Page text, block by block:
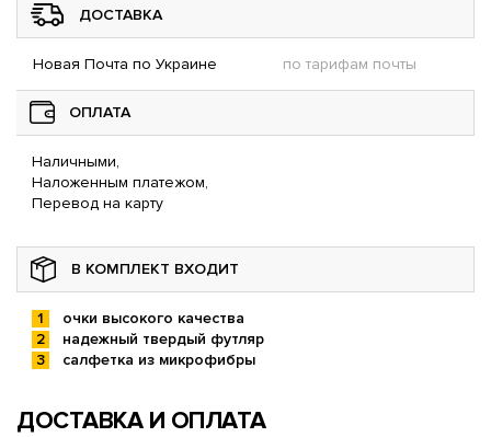
ДОСТАВКА
Новая Почта по Украине по тарифам почты
ОПЛАТА
Наличными,
Наложенным платежом,
Перевод на карту
В КОМПЛЕКТ ВХОДИТ
очки высокого качества
надежный твердый футляр
салфетка из микрофибры
ДОСТАВКА И ОПЛАТА